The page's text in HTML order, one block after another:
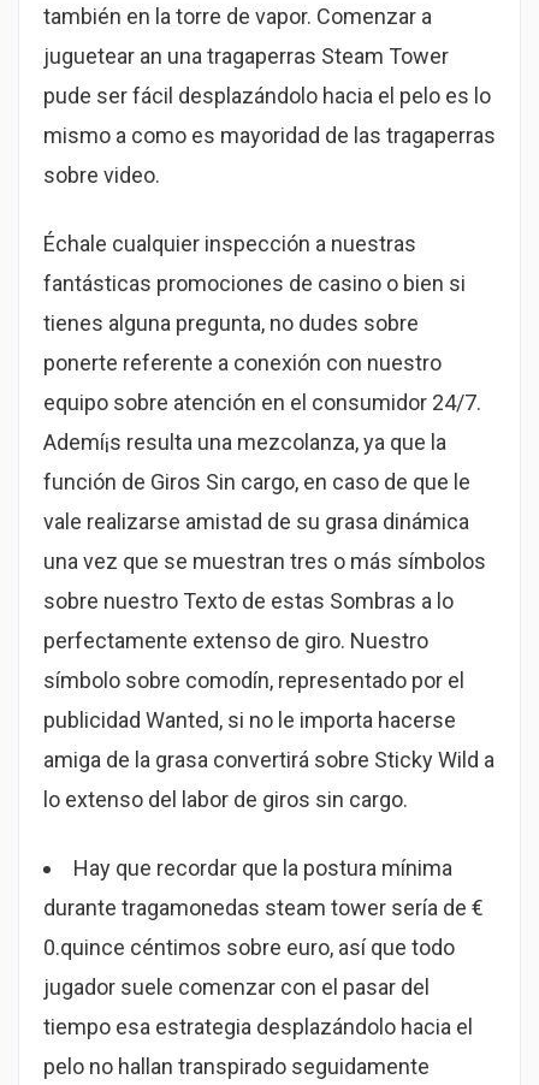
también en la torre de vapor. Comenzar a
juguetear an una tragaperras Steam Tower
pude ser fácil desplazándolo hacia el pelo es lo
mismo a como es mayoridad de las tragaperras
sobre video.
Échale cualquier inspección a nuestras
fantásticas promociones de casino o bien si
tienes alguna pregunta, no dudes sobre
ponerte referente a conexión con nuestro
equipo sobre atención en el consumidor 24/7.
Ademí¡s resulta una mezcolanza, ya que la
función de Giros Sin cargo, en caso de que le
vale realizarse amistad de su grasa dinámica
una vez que se muestran tres o más símbolos
sobre nuestro Texto de estas Sombras a lo
perfectamente extenso de giro. Nuestro
símbolo sobre comodín, representado por el
publicidad Wanted, si no le importa hacerse
amiga de la grasa convertirá sobre Sticky Wild a
lo extenso del labor de giros sin cargo.
Hay que recordar que la postura mínima
durante tragamonedas steam tower serí­a de €
0.quince céntimos sobre euro, así que todo
jugador suele comenzar con el pasar del
tiempo esa estrategia desplazándolo hacia el
pelo no hallan transpirado seguidamente